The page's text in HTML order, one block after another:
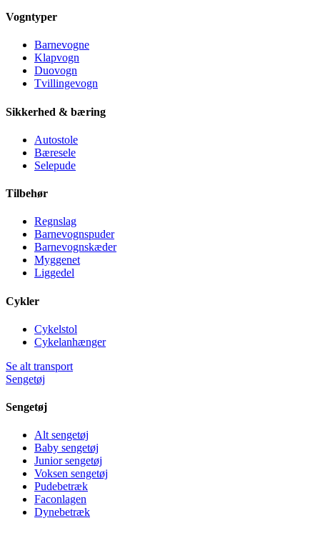
Vogntyper
Barnevogne
Klapvogn
Duovogn
Tvillingevogn
Sikkerhed & bæring
Autostole
Bæresele
Selepude
Tilbehør
Regnslag
Barnevognspuder
Barnevognskæder
Myggenet
Liggedel
Cykler
Cykelstol
Cykelanhænger
Se alt transport
Sengetøj
Sengetøj
Alt sengetøj
Baby sengetøj
Junior sengetøj
Voksen sengetøj
Pudebetræk
Faconlagen
Dynebetræk